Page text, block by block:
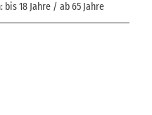
18 Jahre / ab 65 Jahre